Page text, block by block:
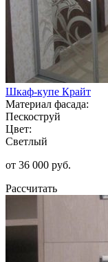
Шкаф-купе Крайт
Материал фасада:
Пескоструй
Цвет:
Светлый
от 36 000 руб.
Рассчитать